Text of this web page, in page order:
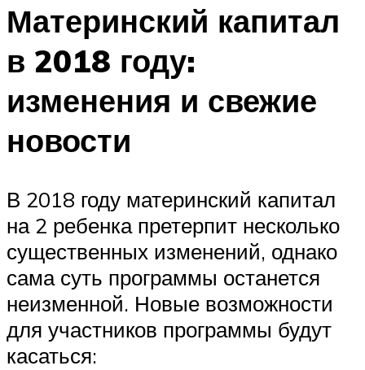
Материнский капитал
в 2018 году:
изменения и свежие
новости
В 2018 году материнский капитал
на 2 ребенка претерпит несколько
существенных изменений, однако
сама суть программы останется
неизменной. Новые возможности
для участников программы будут
касаться: